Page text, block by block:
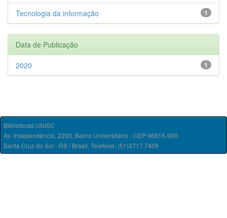
1
Tecnologia da informação
Data de Publicação
1
2020
Bibliotecas UNISC
Av. Independência, 2293, Bairro Universitário - CEP 96815-900
Santa Cruz do Sul - RS / Brasil. Telefone: (51)3717.7409